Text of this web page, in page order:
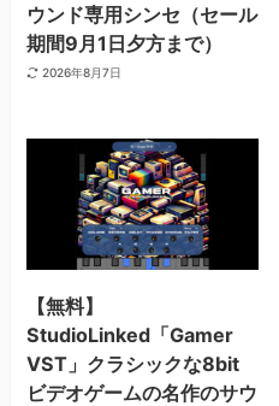
ウンド専用シンセ（セール
期間9月1日夕方まで）
2026年8月7日
【無料】
StudioLinked「Gamer
VST」クラシックな8bit
ビデオゲームの名作のサウ